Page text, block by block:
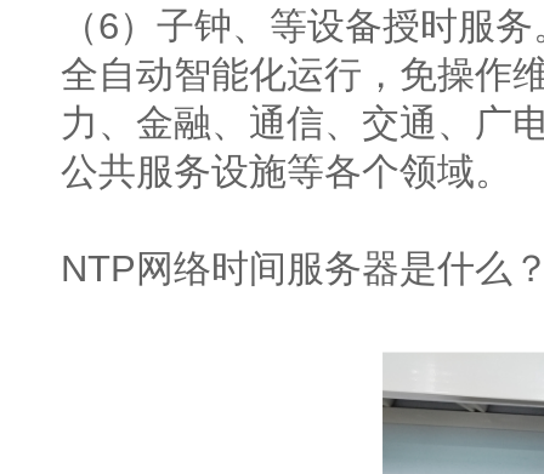
（6）子钟、等设备授时服务
全自动智能化运行，免操作
力、金融、通信、交通、广
公共服务设施等各个领域。
NTP网络时间服务器是什么